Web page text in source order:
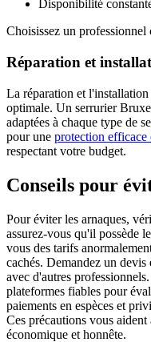
Disponibilité
Choisissez un
Réparation et
La réparation et l'installation
optimale. Un serrurier
adaptées à chaque type de
pour une protection
respectant votre budget.
Conseils pour
Pour éviter les arnaques,
assurez-vous qu'il possède
vous des tarifs
cachés. Demandez un
avec d'autres
plateformes fiables pour
paiements en espèces et
Ces précautions vous
économique et honnête.